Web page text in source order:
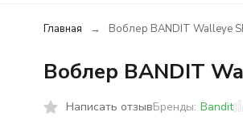
Главная Воблер BANDIT Walleye
Воблер BANDIT
Написать отзывБренды: Bandit